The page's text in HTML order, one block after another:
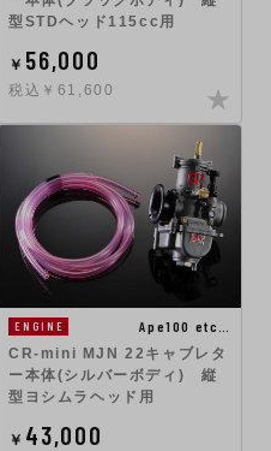
型STDヘッド115cc用
￥ 56,000
税込￥61,600
ENGINE
Ape100 etc…
CR-mini MJN 22キャブレタ
ー本体(シルバーボディ) 縦
型ヨシムラヘッド用
￥ 43,000